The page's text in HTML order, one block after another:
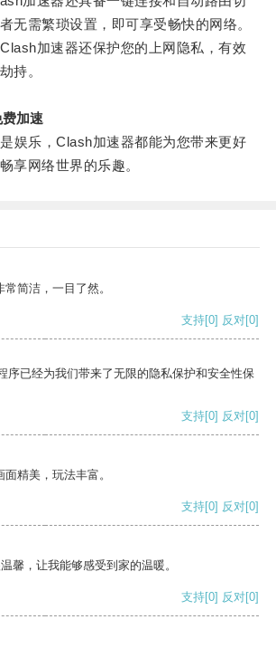
无需繁琐设置，即可享受畅快的网络。
加速器还保护您的上网隐私，有效
持。
加速
乐，Clash加速器都能为您带来更好
享网络世界的乐趣。
简洁，一目了然。
支持[0] 反对[0]
序已经为我们带来了无限的隐私保护和安全性保
支持[0] 反对[0]
精美，玩法丰富。
支持[0] 反对[0]
馨，让我能够感受到家的温暖。
支持[0] 反对[0]